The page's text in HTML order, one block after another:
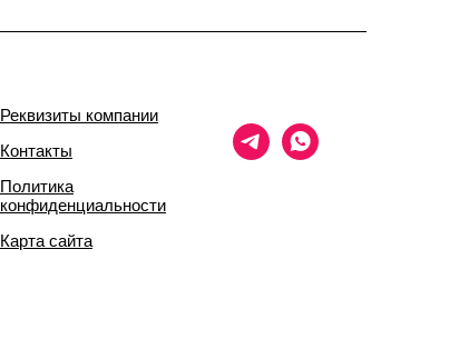
Реквизиты компании
Контакты
Политика
конфиденциальности
Карта сайта